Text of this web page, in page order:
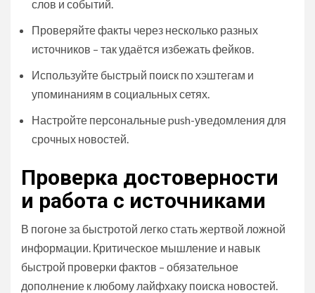
слов и событий.
Проверяйте факты через несколько разных
источников – так удаётся избежать фейков.
Используйте быстрый поиск по хэштегам и
упоминаниям в социальных сетях.
Настройте персональные push-уведомления для
срочных новостей.
Проверка достоверности
и работа с источниками
В погоне за быстротой легко стать жертвой ложной
информации. Критическое мышление и навык
быстрой проверки фактов – обязательное
дополнение к любому лайфхаку поиска новостей.